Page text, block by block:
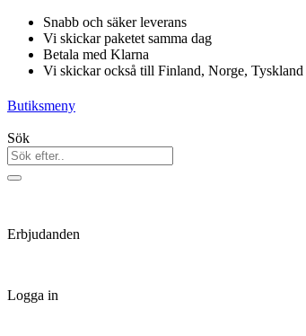
Hoppa
innehåll
Snabb och säker leverans
Vi skickar paketet samma dag
Betala med Klarna
Vi skickar också till Finland, Norge, Tyskland
Butiksmeny
Sök
Erbjudanden
Logga in